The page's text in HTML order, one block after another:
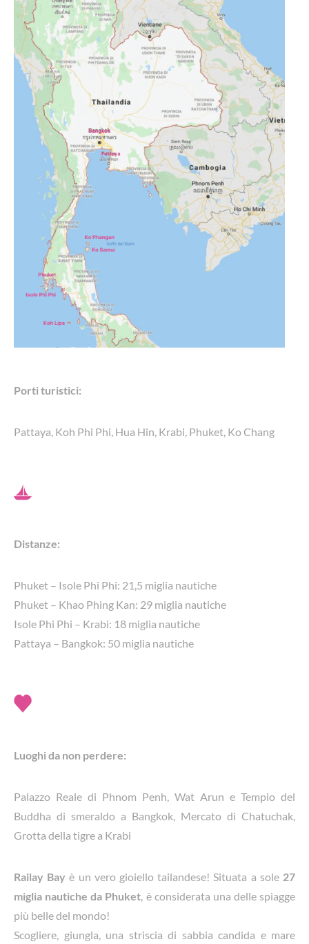
Porti turistici:
Pattaya, Koh Phi Phi, Hua Hin, Krabi, Phuket, Ko Chang
Distanze:
Phuket – Isole Phi Phi: 21,5 miglia nautiche
Phuket – Khao Phing Kan: 29 miglia nautiche
Isole Phi Phi – Krabi: 18 miglia nautiche
Pattaya – Bangkok: 50 miglia nautiche
Luoghi da non perdere:
Palazzo Reale di Phnom Penh, Wat Arun e Tempio del
Buddha di smeraldo a Bangkok, Mercato di Chatuchak,
Grotta della tigre a Krabi
Railay Bay è un vero gioiello tailandese! Situata a sole27
miglia nautiche da Phuket, è considerata una delle spiagge
più belle del mondo!
Scogliere, giungla, una striscia di sabbia candida e mare